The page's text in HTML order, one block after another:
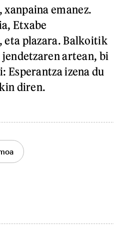
xanpaina emanez.
Etxabe
eta plazara. Balkoitik
artean, bi
Esperantza izena du
diren.